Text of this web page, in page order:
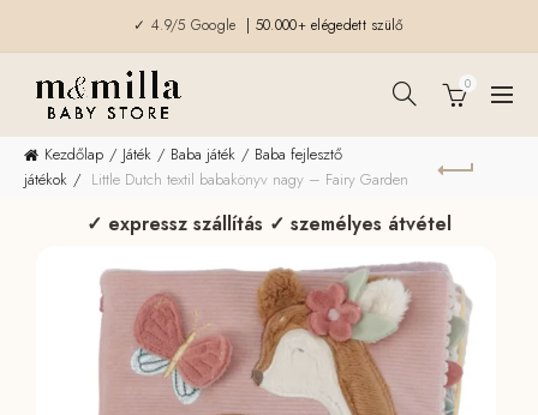
✓ 4.9/5 Google | 50.000+ elégedett szülő
0
Kezdőlap Játék Baba játék
Baba fejlesztő
játékok
Little Dutch textil babakönyv nagy – Fairy Garden
✓ expressz szállítás ✓ személyes átvétel